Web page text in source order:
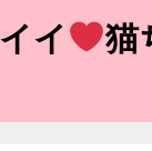
イ
猫